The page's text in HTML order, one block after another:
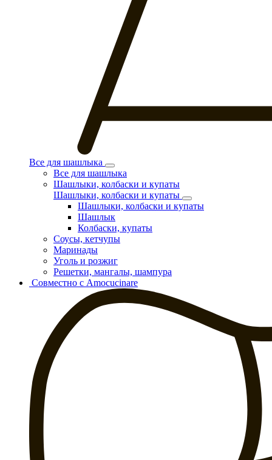
Все для шашлыка
Все для шашлыка
Шашлыки, колбаски и купаты
Шашлыки, колбаски и купаты
Шашлыки, колбаски и купаты
Шашлык
Колбаски, купаты
Соусы, кетчупы
Маринады
Уголь и розжиг
Решетки, мангалы, шампура
Совместно с Amocucinare